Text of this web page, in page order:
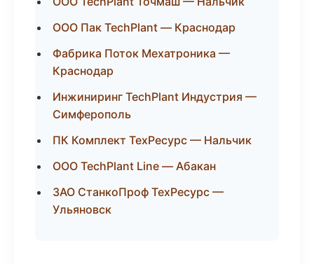
ООО Пак TechPlant — Краснодар
Фабрика Поток Мехатроника —
Краснодар
Инжиниринг TechPlant Индустрия —
Симферополь
ПК Комплект ТехРесурс — Нальчик
ООО TechPlant Line — Абакан
ЗАО СтанкоПроф ТехРесурс —
Ульяновск